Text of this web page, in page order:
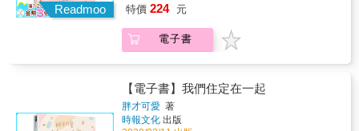
說？氣到好想「把白眼翻到背後去」可以怎麼
翻起來呢？一些無用的日常觀點，如果你也心
有戚戚焉那就太好惹。
才可以說！咳咳（要說了），相信八年來一路
的每則圖文故事的後續吧？什麼？！原來大家
都不知道有後續啊？不著急，大家的心聲，貓
都聽到了，他說耳朵好癢，不是，書裡就看得
理與趣味兼具的活用「六何法」的大人系故事
書。 &bull; 臺灣圖文界的新創代表作之一，發
展潛力無窮。 &bull; 誠意十足的全彩精製版，
Readmoo
呈現最可愛又充滿慾望的同居生活 ❤ 同居生活
是浪漫的愛情電影還是殘酷的真實戰場？時時
刻刻發生的甜蜜、爭執、和好、突然出現的各
跟之前都不一樣 打呼超大聲、襪子亂丟、像臭
小孩&hellip;&hellip; 「當初那個王子到哪裡去
了！！！（吶喊）」 ✅ 吵架沒處躲 套房只有四
特價 224 元
電子書
【電子書】我們住定在一起
胖才可愛 著
時報文化 出版